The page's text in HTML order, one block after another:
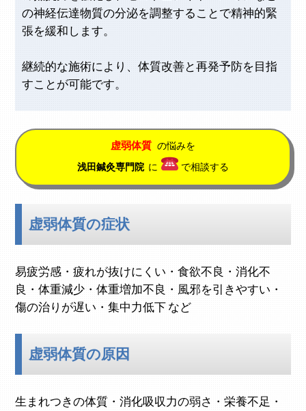
の神経伝達物質の分泌を調整することで精神的緊
張を緩和します。
継続的な施術により、体質改善と再発予防を目指
すことが可能です。
虚弱体質 の悩みを
浅田鍼灸専門院 に で相談する
虚弱体質の症状
易疲労感・疲れが抜けにくい・食欲不良・消化不
良・体重減少・体重増加不良・風邪を引きやすい・
傷の治りが遅い・集中力低下 など
虚弱体質の原因
生まれつきの体質・消化吸収力の弱さ・栄養不足・